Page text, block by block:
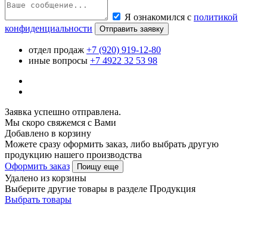
Я ознакомился с политикой
конфиденциальности
Отправить заявку
отдел продаж +7 (920) 919-12-80
иные вопросы +7 4922 32 53 98
Заявка успешно отправлена.
Мы скоро свяжемся с Вами
Добавлено в корзину
Можете сразу оформить заказ, либо выбрать другую
продукцию нашего производства
Оформить заказ
Поищу еще
Удалено из корзины
Выберите другие товары в разделе Продукция
Выбрать товары